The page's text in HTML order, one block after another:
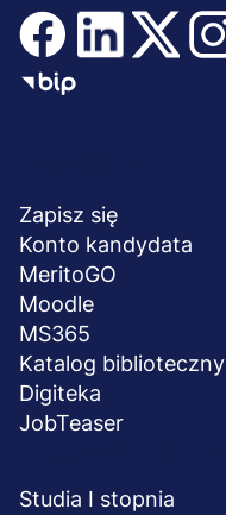
stopka
Zapisz się
Konto kandydata
MeritoGO
Moodle
MS365
Katalog biblioteczny
Digiteka
JobTeaser
Studia I stopnia